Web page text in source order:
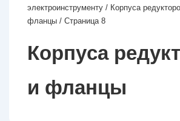
электроинструменту / Корпуcа
фланцы / Страница 8
Корпуcа
и фланцы